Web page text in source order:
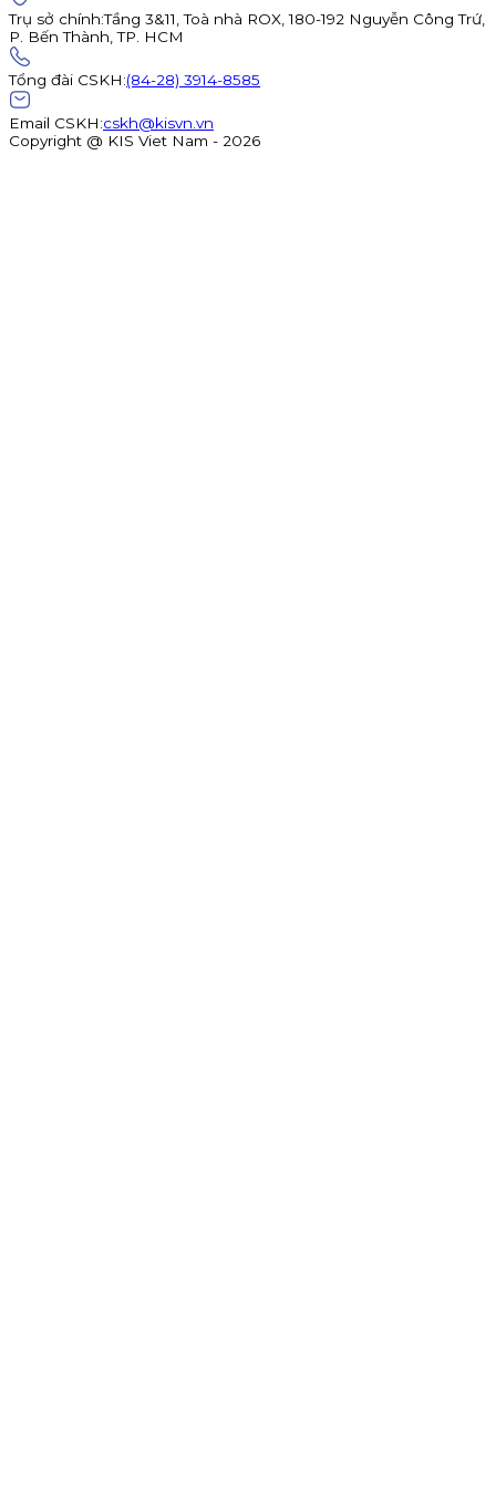
Trụ sở chính:Tầng 3&11, Toà nhà ROX, 180-192 Nguyễn Công Trứ,
P. Bến Thành, TP. HCM
Tổng đài CSKH:(84-28) 3914-8585
Email CSKH:cskh@kisvn.vn
Copyright @ KIS Viet Nam - 2026